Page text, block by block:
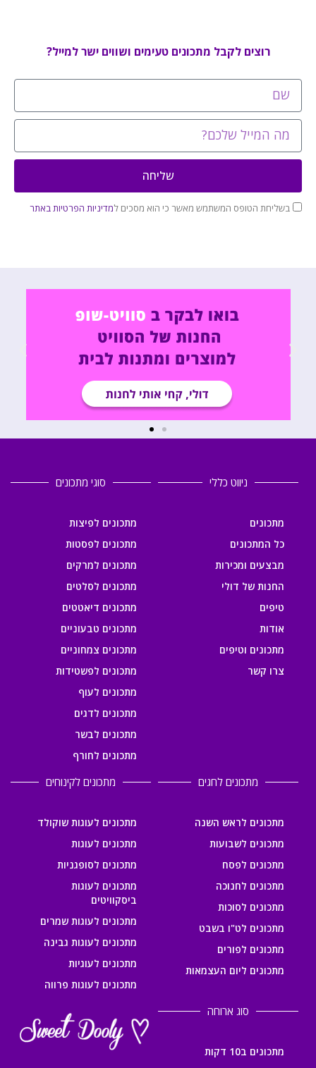
רוצים לקבל מתכונים טעימים ושווים ישר למייל?
בשליחת הטופס המשתמש מאשר כי הוא מסכים למדיניות הפרטיות באתר
שליחה
ניווט כללי
מתכונים
כל המתכונים
מבצעים ומכירות
החנות של דולי
טיפים
אודות
מתכונים וטיפים
צרו קשר
סוגי מתכונים
מתכונים לפיצות
מתכונים לפסטות
מתכונים למרקים
מתכונים לסלטים
מתכונים דיאטטים
מתכונים טבעוניים
מתכונים צמחוניים
מתכונים לפשטידות
מתכונים לעוף
מתכונים לדגים
מתכונים לבשר
מתכונים לחורף
מתכונים לחגים
מתכונים לראש השנה
מתכונים לשבועות
מתכונים לפסח
מתכונים לחנוכה
מתכונים לסוכות
מתכונים לט"ו בשבט
מתכונים לפורים
מתכונים ליום העצמאות
מתכונים לקינוחים
מתכונים לעוגות שוקולד
מתכונים לעוגות
מתכונים לסופגניות
מתכונים לעוגות
ביסקוויטים
מתכונים לעוגות שמרים
מתכונים לעוגות גבינה
מתכונים לעוגיות
מתכונים לעוגות פרווה
סוג ארוחה
מתכונים ב10 דקות